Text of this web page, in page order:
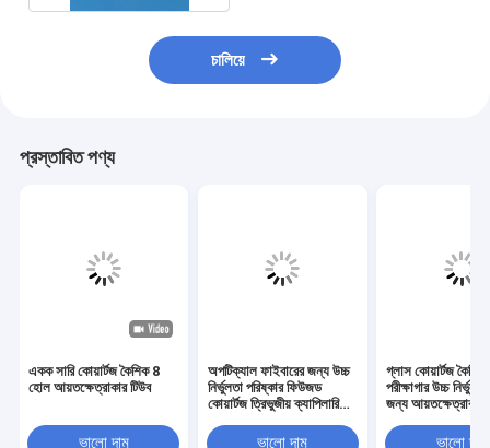
চালিয়ে
প্রস্তাবিত পণ্য
একক সারি কোয়ার্টজ কৈশিক 8
হোল আয়তক্ষেত্রাকার টিউব
ভালো দাম
অপটিক্যাল ফাইবারের জন্য উচ্চ
নির্ভুলতা পরিষ্কার ফিউজড
কোয়ার্টজ ত্রিভুজীয় ক্যাপিলারি
ভালো দাম
গ্লাস কোয়ার্টজ কৈশিক
পরীক্ষাগার উচ্চ
জন্য আয়তক্ষেত্রাকার
ভালো দাম